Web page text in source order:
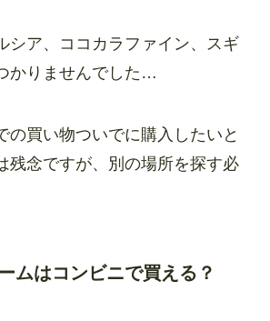
シア、ココカラファイン、スギ
かりませんでした…
の買い物ついでに購入したいと
残念ですが、別の場所を探す必
ムはコンビニで買える？